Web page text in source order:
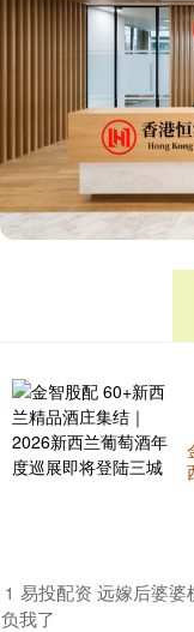
1 易投配资 远嫁后婆
负我了